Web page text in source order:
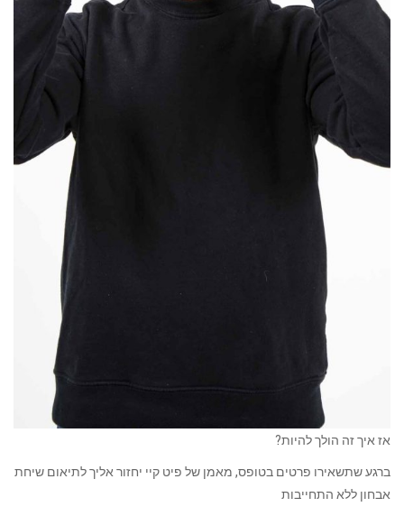
אז איך זה הולך להיות?
ברגע שתשאירו פרטים בטופס, מאמן של פיט קיי יחזור אליך לתיאום שיחת
אבחון ללא התחייבות